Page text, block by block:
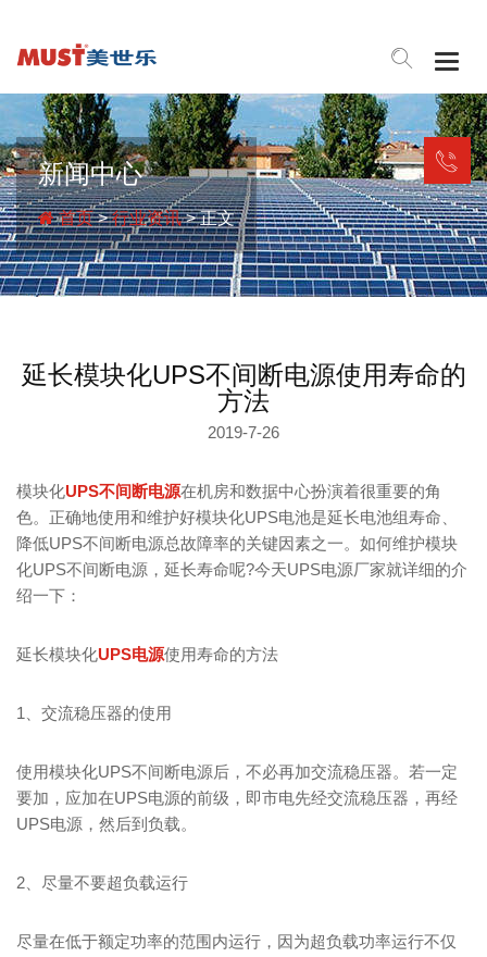
新闻中心
首页>行业资讯> 正文
延长模块化UPS不间断电源使用寿命的
方法
2019-7-26
模块化UPS不间断电源在机房和数据中心扮演着很重要的角
色。正确地使用和维护好模块化UPS电池是延长电池组寿命、
降低UPS不间断电源总故障率的关键因素之一。如何维护模块
化UPS不间断电源，延长寿命呢?今天UPS电源厂家就详细的介
绍一下：
延长模块化UPS电源使用寿命的方法
1、交流稳压器的使用
使用模块化UPS不间断电源后，不必再加交流稳压器。若一定
要加，应加在UPS电源的前级，即市电先经交流稳压器，再经
UPS电源，然后到负载。
2、尽量不要超负载运行
尽量在低于额定功率的范围内运行，因为超负载功率运行不仅